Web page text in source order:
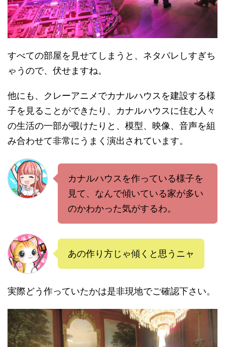
すべての部屋を見せてしまうと、ネタバレしすぎち
ゃうので、伏せますね。
他にも、クレーアニメでカナルハウスを建設する様
子を見ることができたり、カナルハウスに住む人々
の生活の一部が覗けたりと、模型、映像、音声を組
み合わせて非常にうまく演出されています。
カナルハウスを作っている様子を
見て、なんで傾いている家が多い
のかわかった気がするわ。
あの作り方じゃ傾くと思うニャ
実際どう作っていたかは是非現地でご確認下さい。